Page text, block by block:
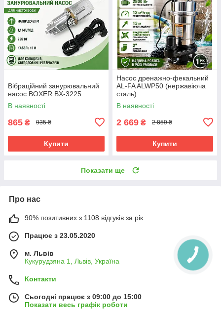
Вібраційний занурювальний
насос BOXER BX-3225
В наявності
865 ₴ 935 ₴
Купити
Насос дренажно-фекальний
AL-FA ALWP50 (нержавіюча
сталь)
В наявності
2 669 ₴ 2 859 ₴
Купити
Показати ще
Про нас
90% позитивних з 1108 відгуків за рік
Працює з 23.05.2020
м. Львів
Кукурудзяна 1, Львів, Україна
Контакти
Сьогодні працює з 09:00 до 15:00
Показати весь графік роботи